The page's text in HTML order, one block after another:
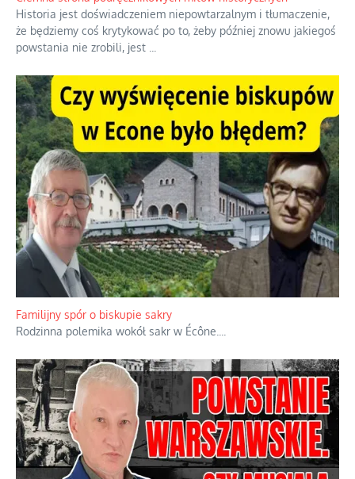
Ciemna strona podręcznikowych mitów historycznych
Historia jest doświadczeniem niepowtarzalnym i tłumaczenie,
że będziemy coś krytykować po to, żeby później znowu jakiegoś
powstania nie zrobili, jest...